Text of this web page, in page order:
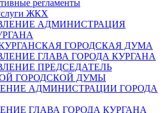
регламенты
ЖКХ
АДМИНИСТРАЦИЯ
ГОРОДСКАЯ ДУМА
ГЛАВА ГОРОДА КУРГАНА
ПРЕДСЕДАТЕЛЬ
ГОРОДСКОЙ ДУМЫ
АДМИНИСТРАЦИИ ГОРОДА
ГЛАВА ГОРОДА КУРГАНА